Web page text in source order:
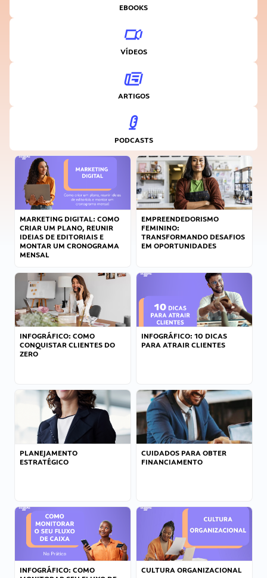
EBOOKS
VÍDEOS
ARTIGOS
PODCASTS
MARKETING DIGITAL: COMO
CRIAR UM PLANO, REUNIR
IDEIAS DE EDITORIAIS E
MONTAR UM CRONOGRAMA
MENSAL
EMPREENDEDORISMO
FEMININO:
TRANSFORMANDO DESAFIOS
EM OPORTUNIDADES
INFOGRÁFICO: COMO
CONQUISTAR CLIENTES DO
ZERO
INFOGRÁFICO: 10 DICAS
PARA ATRAIR CLIENTES
PLANEJAMENTO
ESTRATÉGICO
CUIDADOS PARA OBTER
FINANCIAMENTO
INFOGRÁFICO: COMO
CULTURA ORGANIZACIONAL